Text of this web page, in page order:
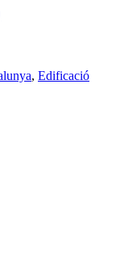
, Edificació